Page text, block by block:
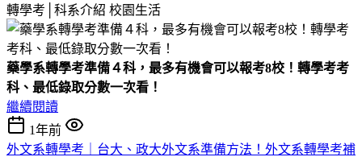
轉學考│科系介紹 校園生活
藥學系轉學考準備４科，最多有機會可以報考8校！轉學考考
科、最低錄取分數一次看！
繼續閱讀
1年前
外文系轉學考｜台大、政大外文系準備方法！外文系轉學考補